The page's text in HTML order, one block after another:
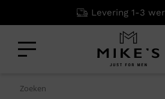
Levering 1-3